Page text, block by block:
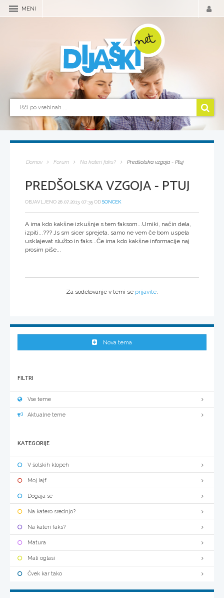
MENI
Domov Forum Na kateri faks? Predšolska vzgoja - Ptuj
PREDŠOLSKA VZGOJA - PTUJ
OBJAVLJENO 26.07.2013, 07:35 ODSONCEK
A ima kdo kakšne izkušnje s tem faksom...Urniki, način dela,
izpiti...??? Js sm sicer sprejeta, samo ne vem če bom uspela
usklajevat službo in faks...Če ima kdo kakšne informacije naj
prosim piše...
Za sodelovanje v temi se prijavite
Nova tema
FILTRI
Vse teme
Aktualne teme
KATEGORIJE
V šolskih klopeh
Moj lajf
Dogaja se
Na katero srednjo?
Na kateri faks?
Matura
Mali oglasi
Čvek kar tako